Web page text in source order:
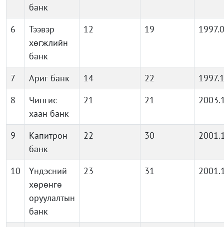
банк
6
Тээвэр
хөгжлийн
банк
12 19
7 Ариг банк 14 22
8
Чингис
хаан банк
21 21
9
Капитрон
банк
22 30
10
Үндэсний
хөрөнгө
оруулалтын
банк
23 31